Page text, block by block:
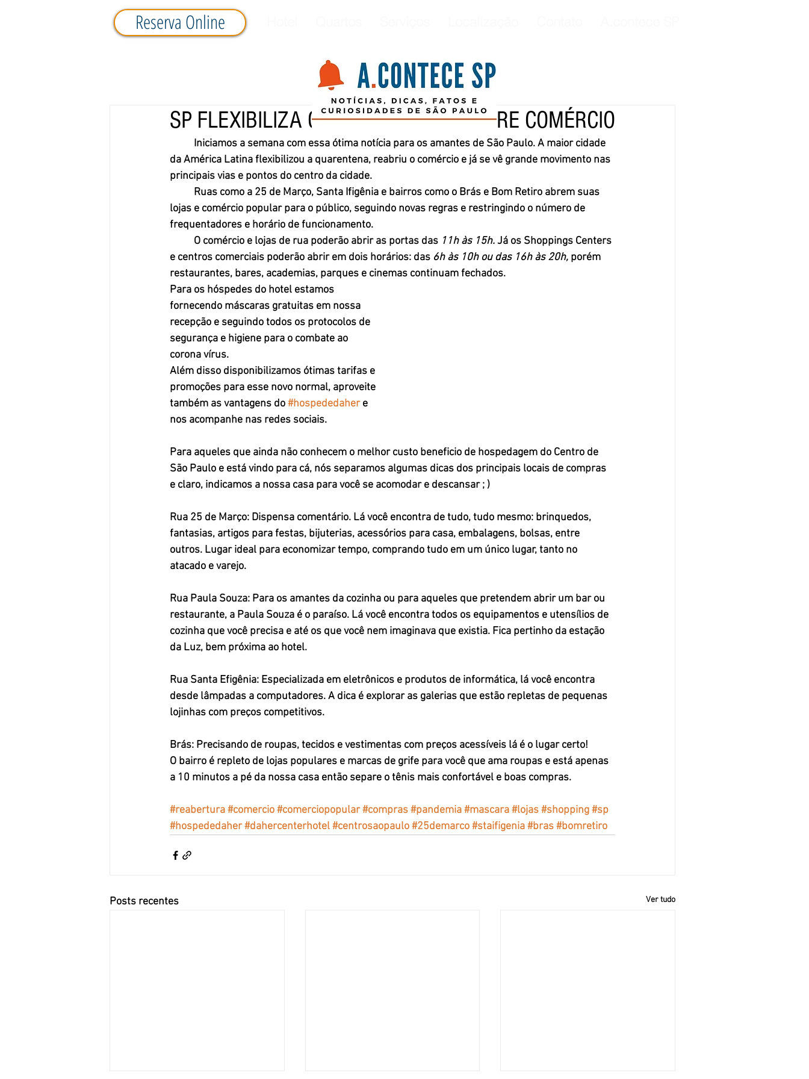
Reserva Online
SP FLEXIBILIZA QUARENTENA E REABRE COMÉRCIO
Iniciamos a semana com essa ótima notícia para os amantes de São Paulo. A maior cidade
da América Latina flexibilizou a quarentena, reabriu o comércio e já se vê grande movimento nas
principais vias e pontos do centro da cidade.
lojas e comércio popular para o público, seguindo novas regras e restringindo o número de
frequentadores e horário de funcionamento.
	O comércio e lojas de rua poderão abrir as portas das
11h às 15h. Já os Shoppings Centers
e centros comerciais poderão abrir em dois horários: das 6h às 10h ou das 16h às 20h, porém
restaurantes, bares, academias, parques e cinemas continuam fechados.
Para os hóspedes do hotel estamos
fornecendo máscaras gratuitas em nossa
recepção e seguindo todos os protocolos de
segurança e higiene para o combate ao
corona vírus.
Além disso disponibilizamos ótimas tarifas e
promoções para esse novo normal, aproveite
também as vantagens do #hospededaher e
nos acompanhe nas redes sociais.
Para aqueles que ainda não conhecem o melhor custo beneficio de hospedagem do Centro de
São Paulo e está vindo para cá, nós separamos algumas dicas dos principais locais de compras
e claro, indicamos a nossa casa para você se acomodar e descansar ; )
Rua 25 de Março: Dispensa comentário. Lá você encontra de tudo, tudo mesmo: brinquedos,
fantasias, artigos para festas, bijuterias, acessórios para casa, embalagens, bolsas, entre
outros. Lugar ideal para economizar tempo, comprando tudo em um único lugar, tanto no
atacado e varejo.
Rua Paula Souza: Para os amantes da cozinha ou para aqueles que pretendem abrir um bar ou
restaurante, a Paula Souza é o paraíso. Lá você encontra todos os equipamentos e utensílios de
cozinha que você precisa e até os que você nem imaginava que existia. Fica pertinho da estação
da Luz, bem próxima ao hotel.
Rua Santa Efigênia: Especializada em eletrônicos e produtos de informática, lá você encontra
desde lâmpadas a computadores. A dica é explorar as galerias que estão repletas de pequenas
lojinhas com preços competitivos.
Brás: Precisando de roupas, tecidos e vestimentas com preços acessíveis lá é o lugar certo!
O bairro é repleto de lojas populares e marcas de grife para você que ama roupas e está apenas
a 10 minutos a pé da nossa casa então separe o tênis mais confortável e boas compras.
#reabertura#comercio#comerciopopular#compras#pandemia#mascara#lojas#shopping#sp
#hospededaher#dahercenterhotel#centrosaopaulo#25demarco#staifigenia#bras#bomretiro
Posts recentes Ver tudo